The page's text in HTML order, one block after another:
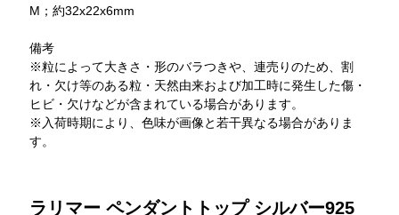
M；約32x22x6mm
備考
※粒によって大きさ・形のバラつきや、連売りのため、割
れ・欠け等のある粒・天然由来および加工時に発生した傷・
ヒビ・欠けなどが含まれている場合があります。
※入荷時期により、色味が画像と若干異なる場合がありま
す。
ラリマー ペンダントトップ シルバー925